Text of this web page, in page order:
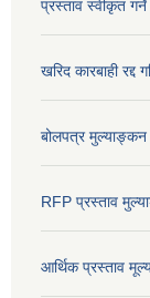
प्रस्ताव स्वीकृत
खरिद कारबाही रद्द
बोलपत्र मुल्याङ्कन
RFP प्रस्ताव
आर्थिक प्रस्ताव